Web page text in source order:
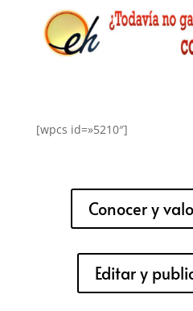
[wpcs id=»5210″]
Conocer y
Editar y